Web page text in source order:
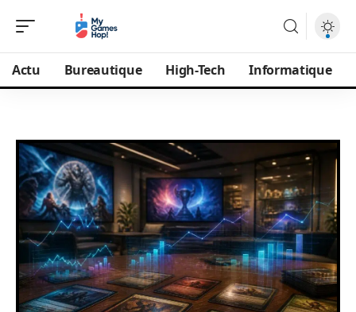
Actu Bureautique High-Tech Informatique